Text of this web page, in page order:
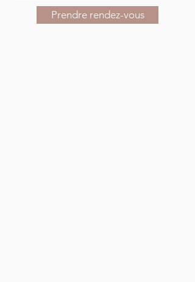
Prendre rendez-vous